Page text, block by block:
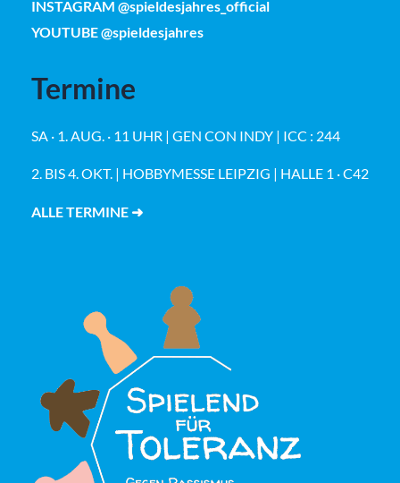
INSTAGRAM @spieldesjahres_official
YOUTUBE @spieldesjahres
Termine
SA · 1. AUG. · 11 UHR | GEN CON INDY | ICC : 244
2. BIS 4. OKT. | HOBBYMESSE LEIPZIG | HALLE 1 · C42
ALLE TERMINE ➜